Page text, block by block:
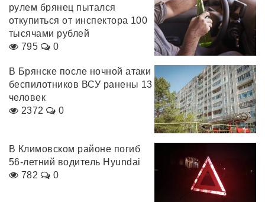
рулем брянец пытался
откупиться от инспектора 100
тысячами рублей
795
0
В Брянске после ночной атаки
беспилотников ВСУ ранены 13
человек
2372
0
В Климовском районе погиб
56-летний водитель Hyundai
782
0